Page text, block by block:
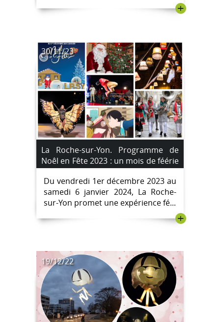
+
30/11/23
La Roche-sur-Yon. Programme de
Noêl en Fête 2023 : un mois de féérie
avec le festival de Noël.
Du vendredi 1er décembre 2023 au
samedi 6 janvier 2024, La Roche-
sur-Yon promet une expérience fé...
+
19/12/22